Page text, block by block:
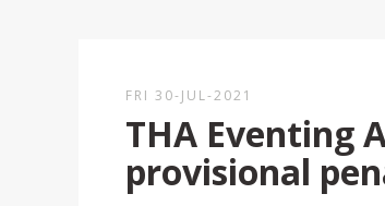
FRI 30-JUL-2021
THA Eventing
provisional